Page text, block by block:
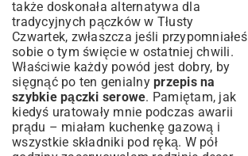
także doskonała alternatywa dla
tradycyjnych pączków w Tłusty
Czwartek, zwłaszcza jeśli przypomniałeś
sobie o tym święcie w ostatniej chwili.
Właściwie każdy powód jest dobry, by
sięgnąć po ten genialny przepis na
szybkie pączki serowe. Pamiętam, jak
kiedyś uratowały mnie podczas awarii
prądu – miałam kuchenkę gazową i
wszystkie składniki pod ręką. W pół